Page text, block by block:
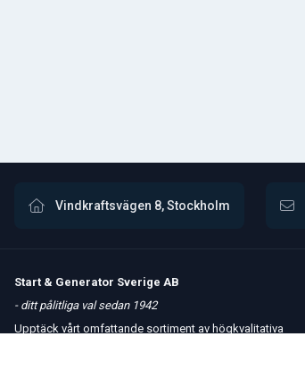
Vindkraftsvägen 8, Stockholm
Start & Generator Sverige AB
- ditt pålitliga val sedan 1942
Upptäck vårt omfattande sortiment av högkvalitativa